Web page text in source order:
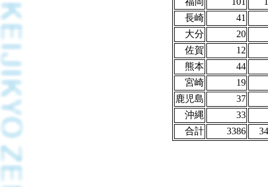
長崎
41
大分
20
佐賀
12
熊本
44
宮崎
19
鹿児島
37
沖縄
33
合計
3386